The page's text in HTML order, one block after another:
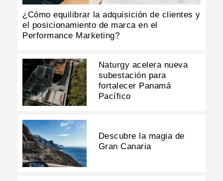
¿Cómo equilibrar la adquisición de clientes y
el posicionamiento de marca en el
Performance Marketing?
Naturgy acelera nueva
subestación para
fortalecer Panamá
Pacífico
Descubre la magia de
Gran Canaria